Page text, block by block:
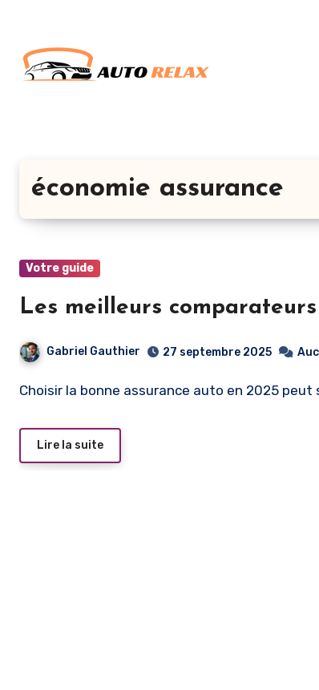
contenu
principal
économie assurance
Votre guide
Les meilleurs
Gabriel Gauthier 27 septembre 2025
Choisir la bonne assurance auto en 2025
Lire la suite